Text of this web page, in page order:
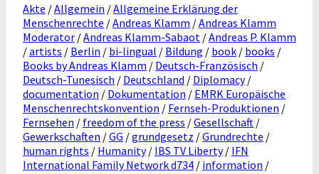
Akte /Allgemein /Allgemeine Erklärung der
Menschenrechte /Andreas Klamm /Andreas Klamm
Moderator /Andreas Klamm-Sabaot /Andreas P. Klamm
/artists / Berlin / bi-lingual / Bildung / book / books /
Books by Andreas Klamm / Deutsch-Französisch /
Deutsch-Tunesisch / Deutschland / Diplomacy/
documentation / Dokumentation / EMRK Europäische
Menschenrechtskonvention / Fernseh-Produktionen /
Fernsehen / freedom of the press /Gesellschaft /
Gewerkschaften /GG /grundgesetz /Grundrechte /
human rights / Humanity/ IBS TV Liberty/ IFN
International Family Network d734 / information /